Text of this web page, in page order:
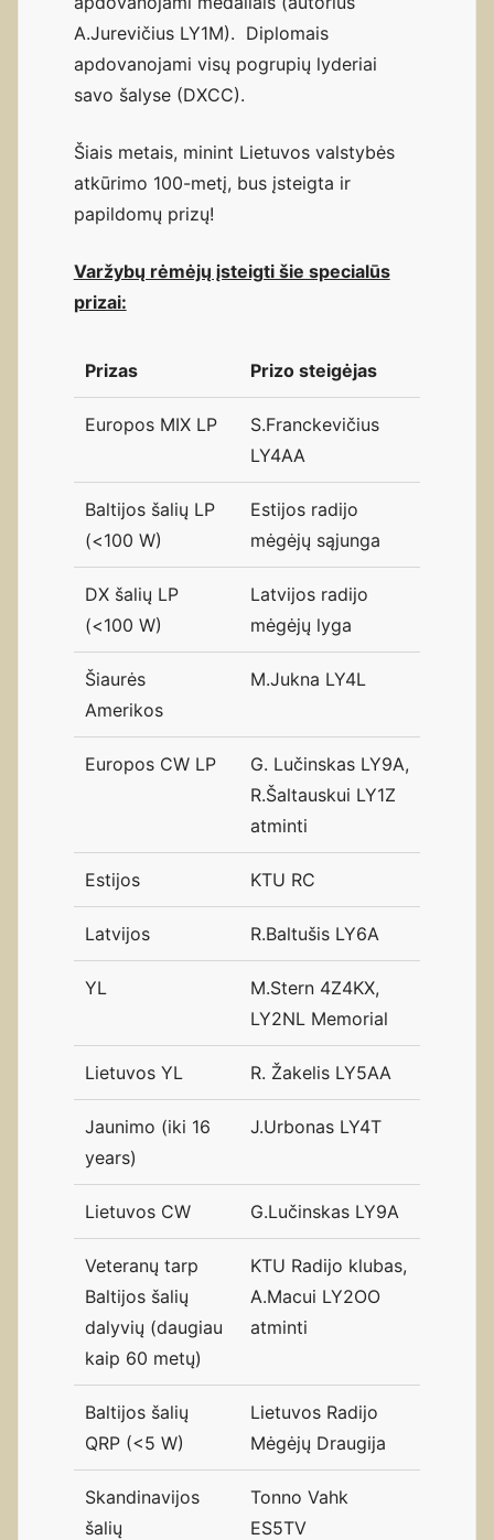
A.Jurevičius LY1M). Diplomais
apdovanojami visų pogrupių lyderiai
savo šalyse (DXCC).
Šiais metais, minint Lietuvos valstybės
atkūrimo 100-metį, bus įsteigta ir
papildomų prizų!
Varžybų rėmėjų įsteigti šie specialūs
prizai:
Prizas Prizo steigėjas
Europos MIX LP
S.Franckevičius
LY4AA
Baltijos šalių LP
(<100 W)
Estijos radijo
mėgėjų sąjunga
DX šalių LP
(<100 W)
Latvijos radijo
mėgėjų lyga
Šiaurės
Amerikos
M.Jukna LY4L
Europos CW LP
G. Lučinskas LY9A,
R.Šaltauskui LY1Z
atminti
Estijos KTU RC
Latvijos R.Baltušis LY6A
YL
M.Stern 4Z4KX,
LY2NL Memorial
Lietuvos YL R. Žakelis LY5AA
Jaunimo (iki 16
years)
J.Urbonas LY4T
Lietuvos CW G.Lučinskas LY9A
Veteranų tarp
Baltijos šalių
dalyvių (daugiau
kaip 60 metų)
KTU Radijo klubas,
A.Macui LY2OO
atminti
Baltijos šalių
QRP (<5 W)
Lietuvos Radijo
Mėgėjų Draugija
Skandinavijos
šalių
Tonno Vahk
ES5TV